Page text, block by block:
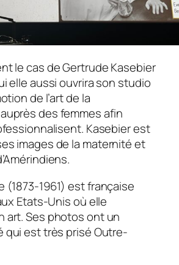
le cas de Gertrude Kasebier
elle aussi ouvrira son studio
de l’art de la
des femmes afin
Kasebier est
images de la maternité et
(1873-1961) est française
Etats-Unis où elle
art. Ses photos ont un
qui est très prisé Outre-